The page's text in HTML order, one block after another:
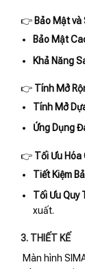
👉 Bảo Mật và
Bảo Mật
Khả Năng
👉 Tính Mở
Tính Mở
Ứng Dụng
👉 Tối Ưu Hóa
Tiết Kiệm
Tối Ưu Quy
xuất.
3. THIẾT KẾ
Màn hình